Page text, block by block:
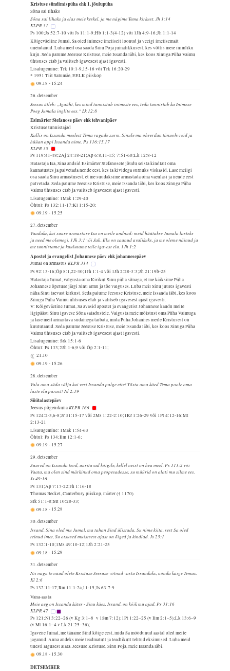
Kristuse sündimispüha ehk 1. jõulupüha
Sõna sai lihaks
Sõna sai lihaks ja elas meie keskel, ja me nägime Tema kirkust. Jh 1:14
KLPR 31
Ps 100;Js 52:7-10 või Js 11:1-9;Hb 1:1-3(4-12) või 1Jh 4:9-16;Jh 1:1-14
Kõigeväeline Jumal, Sa oled inimese imeliselt loonud ja veelgi imelisemalt
uuendanud. Luba meil osa saada Sinu Poja jumalikkusest, kes võttis meie inimliku
kuju. Seda palume Jeesuse Kristuse, meie Issanda läbi, kes koos Sinuga Püha Vaimu
ühtsuses elab ja valitseb igavesest ajast igavesti.
Lisalugemine: Trk 10:1-9,15-16 või Trk 16:20-29
* 1951 Tiit Salumäe, EELK piiskop
09.18- 15.24
26. detsember
Jeesus ütleb: „Igaüht, kes mind tunnistab inimeste ees, teda tunnistab ka Inimese
Poeg Jumala inglite ees.“ Lk 12:8
Esimärter Stefanose päev ehk tehvanipäev
Kristuse tunnistajad
Kallis on Issanda meelest Tema vagade surm. Sinule ma ohverdan tänuohvreid ja
hüüan appi Issanda nime. Ps 116:15,17
KLPR 35
Ps 119:41-48;2Aj 24:18-21;Ap 6:8,11-15; 7:51-60;Lk 12:8-12
Halastaja Isa, Sina andsid Esimärter Stefanosele jõudu seista kindlalt oma
kannatustes ja palvetada nende eest, kes ta kividega surnuks viskasid. Lase meilgi
osa saada Sinu armastusest, et me suudaksime armastada oma vaenlasi ja nende eest
palvetada. Seda palume Jeesuse Kristuse, meie Issanda läbi, kes koos Sinuga Püha
Vaimu ühtsuses elab ja valitseb igavesest ajast igavesti.
Lisalugemine: 1Mak 1:29-40
Õhtul: Ps 132:11-17;Kl 1:15-20;
09.19- 15.25
27. detsember
Vaadake, kui suure armastuse Isa on meile andnud: meid hüütakse Jumala lasteks
ja need me olemegi. 1Jh 3:1 või Jah, Elu on saanud avalikuks, ja me oleme näinud ja
me tunnistame ja kuulutame teile igavest elu. 1Jh 1:2
Apostel ja evangelist Johannese päev ehk johannesepäev
Jumal on armastus KLPR 314
Ps 92:13-16;Õp 8:1,22-30;1Jh 1:1-4 või 1Jh 2:28-3:3;Jh 21:19b-25
Halastaja Jumal, valgusta oma Kirikut Sinu püha sõnaga, et me käiksime Püha
Johannese õpetuse järgi Sinu armu ja tõe valguses. Luba meil Sinu juures igavesti
näha Sinu taevast kirkust. Seda palume Jeesuse Kristuse, meie Issanda läbi, kes koos
Sinuga Püha Vaimu ühtsuses elab ja valitseb igavesest ajast igavesti.
V: Kõigeväeline Jumal, Sa avasid apostel ja evangelist Johannese kaudu meile
ligipääsu Sinu igavese Sõna saladustele. Valgusta meie mõistust oma Püha Vaimuga
ja lase meil armastava südamega taibata, mida Püha Johannes meile Kristusest on
kuulutanud. Seda palume Jeesuse Kristuse, meie Issanda läbi, kes koos Sinuga Püha
Vaimu ühtsuses elab ja valitseb igavesest ajast igavesti.
Lisalugemine: Srk 15:1-6
Õhtul: Ps 133;2Jh 1-6,9 või Õp 2:1-11;
21.10
09.19- 15.26
28. detsember
Vala oma süda välja kui vesi Issanda palge ette! Tõsta oma käed Tema poole oma
laste elu pärast! Nl 2:19
Süütalastepäev
Jeesus põgenikuna KLPR 166
Ps 124:2-3,6-8;Jr 31:15-17 või 2Ms 1:22-2:10;1Kr 1:26-29 või 1Pt 4:12-16;Mt
2:13-21
Lisalugemine: 1Mak 1:54-63
Õhtul: Ps 134;Ilm 12:1-6;
09.19- 15.27
29. detsember
Suured on Issanda teod, uuritavad kõigile, kellel neist on hea meel. Ps 111:2 või
Vaata, ma olen sind märkinud oma peopesadesse, su müürid on alati mu silme ees.
Js 49:16
Ps 131;Ap 7:17-22;Jh 1:16-18
Thomas Becket, Canterbury piiskop, märter († 1170)
Srk 51:1-8;Mt 10:28-33;
09.18- 15.28
30. detsember
Issand, Sina oled mu Jumal, ma tahan Sind ülistada, Su nime kiita, sest Sa oled
teinud imet, Su otsused muistsest ajast on õiged ja kindlad. Js 25:1
Ps 132:1-10;1Ms 49:10-12;1Jh 2:21-25
09.18- 15.29
31. detsember
Nii nagu te nüüd olete Kristuse Jeesuse võtnud vastu Issandaks, nõnda käige Temas.
Kl 2:6
Ps 132:11-17;Rm 11:1-2a,11-15;Js 63:7-9
Vana-aasta
Meie aeg on Issanda kätes - Sinu käes, Issand, on kõik mu ajad. Ps 31:16
KLPR 47
Ps 121;Nl 3:22–26 (v Kg 3:1–8 v 1Sm 7:12);1Pt 1:22–25 (v Ilm 2:1–5);Lk 13:6–9
(v Mt 16:1–4 v Lk 21:25–36);
Igavene Jumal, me täname Sind kõige eest, mida Sa möödunud aastal oled meile
jaganud. Anna andeks meie teadmatult ja teadlikult tehtud eksimused. Luba meid
uuesti algusest alata. Jeesuse Kristuse, Sinu Poja, meie Issanda läbi.
09.18- 15.30
DETSEMBER